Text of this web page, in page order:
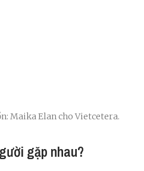
Maika Elan cho Vietcetera.
gặp nhau?